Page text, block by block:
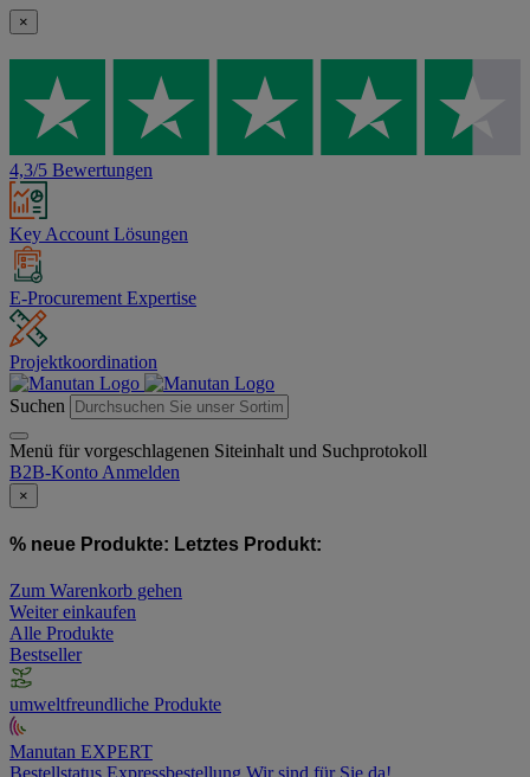
×
4,3/5 Bewertungen
Key Account Lösungen
E-Procurement Expertise
Projektkoordination
Suchen
Menü für vorgeschlagenen Siteinhalt und Suchprotokoll
B2B-Konto Anmelden
×
% neue Produkte: Letztes Produkt:
Zum Warenkorb gehen
Weiter einkaufen
Alle Produkte
Bestseller
umweltfreundliche Produkte
Manutan EXPERT
Bestellstatus Expressbestellung Wir sind für Sie da!